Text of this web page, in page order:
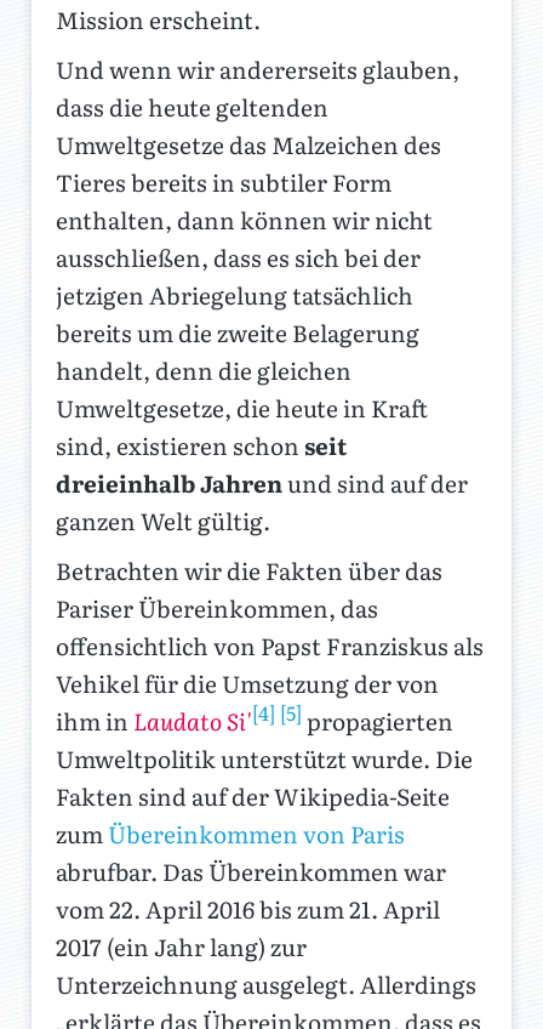
Mission erscheint.
Und wenn wir andererseits glauben,
dass die heute geltenden
Umweltgesetze das Malzeichen des
Tieres bereits in subtiler Form
enthalten, dann können wir nicht
ausschließen, dass es sich bei der
jetzigen Abriegelung tatsächlich
bereits um die zweite Belagerung
handelt, denn die gleichen
Umweltgesetze, die heute in Kraft
sind, existieren schonseit
dreieinhalb Jahrenund sind auf der
ganzen Welt gültig.
Betrachten wir die Fakten über das
Pariser Übereinkommen, das
offensichtlich von Papst Franziskus als
Vehikel für die Umsetzung der von
ihm in Laudato Si'[4] [5] propagierten
Umweltpolitik unterstützt wurde. Die
Fakten sind auf der Wikipedia-Seite
zumÜbereinkommen von Paris
abrufbar. Das Übereinkommen war
vom 22. April 2016 bis zum 21. April
2017 (ein Jahr lang) zur
Unterzeichnung ausgelegt. Allerdings
„erklärte das Übereinkommen, dass es